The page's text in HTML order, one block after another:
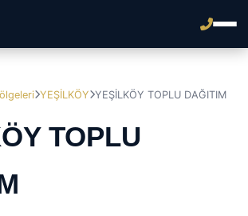
YEŞİLKÖY YEŞİLKÖY TOPLU DAĞITIM
TOPLU